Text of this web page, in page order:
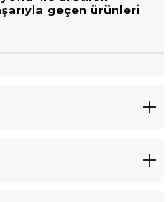
geçen ürünleri